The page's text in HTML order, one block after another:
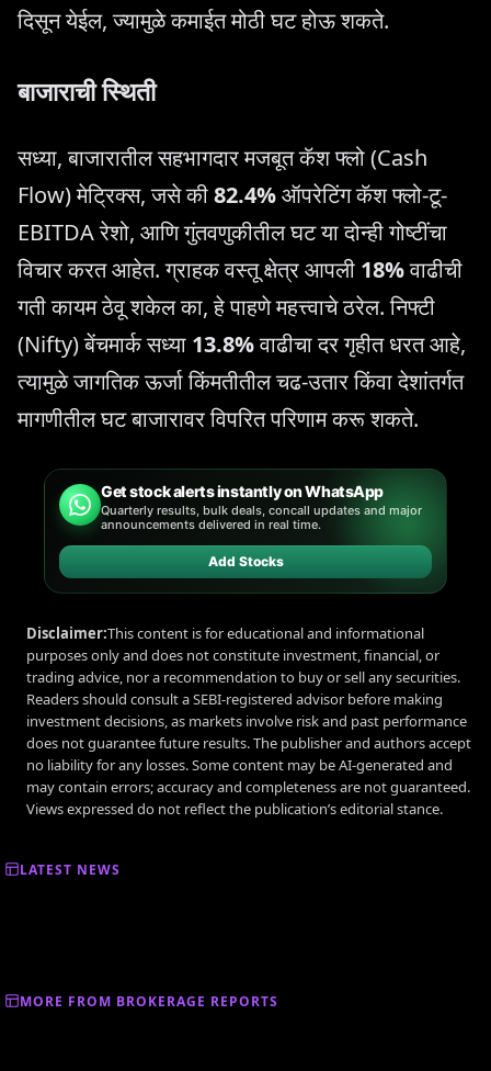
दिसून येईल, ज्यामुळे कमाईत मोठी घट होऊ शकते.
बाजाराची स्थिती
सध्या, बाजारातील सहभागदार मजबूत कॅश फ्लो (Cash
Flow) मेट्रिक्स, जसे की82.4%ऑपरेटिंग कॅश फ्लो-टू-
EBITDA रेशो, आणि गुंतवणुकीतील घट या दोन्ही गोष्टींचा
विचार करत आहेत. ग्राहक वस्तू क्षेत्र आपली 18%वाढीची
गती कायम ठेवू शकेल का, हे पाहणे महत्त्वाचे ठरेल. निफ्टी
(Nifty) बेंचमार्क सध्या 13.8%वाढीचा दर गृहीत धरत आहे,
त्यामुळे जागतिक ऊर्जा किंमतीतील चढ-उतार किंवा देशांतर्गत
मागणीतील घट बाजारावर विपरित परिणाम करू शकते.
Get stock alerts instantly on WhatsApp
Quarterly results, bulk deals, concall updates and major
announcements delivered in real time.
Add Stocks
Disclaimer:This content is for educational and informational
purposes only and does not constitute investment, financial, or
trading advice, nor a recommendation to buy or sell any securities.
Readers should consult a SEBI-registered advisor before making
investment decisions, as markets involve risk and past performance
does not guarantee future results. The publisher and authors accept
no liability for any losses. Some content may be AI-generated and
may contain errors; accuracy and completeness are not guaranteed.
Views expressed do not reflect the publication’s editorial stance.
LATEST NEWS
MORE FROM BROKERAGE REPORTS